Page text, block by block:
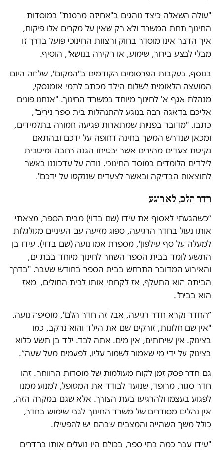
"עולה השאלה כיצד נוהגים ב"אחיזה מרסנת" במוסדות
החינוך תחת המשרד ולא רק שאין על מקרים אלו פיקוח,
איך הדבר אינו מוסדר בחוק והצוות החינוכי פועל בדרך זו
מבלי לבצע בירור, שימוע, או חקירה בנושא", הוסיף.
בנוסף, בעקבות הפרסומים הקודמים ב"המקום", שלחה היום
המועצה הלאומית לשלום הילד מכתב לתמי אומנסקי,
מנהלת אגף א' לחינוך מיוחד במשרד החינוך. "אנחנו פונים
אליכם בדאגה רבה בנוגע להתנהלות בית ספר נירים",
כתבו. "מדובר בפניות שמתארות פגיעה חמורה בתלמידים,
ומכאן שנדרש המשך בחינה דחופה על ידכם ובהתאם
נקיטת צעדים מהירים אשר יבטיחו הגנה רחבה ומיטבית
לילדים הלומדים במוסד החינוכי. נודה על עדכוננו באשר
לתוצאות הבדיקה ובאשר לצעדים שננקטו על ידכם".
חדר הלם, לא רוגע
״כשהגעתי לאסוף את עידו (שם בדוי) מבית הספר, מצאתי
אותו נעול בחדר הרגיעה, ספוג מזיעה עם העיניים מגולגלות
למעלה על סף עילפון", מספרת אמו נועה (שם בדוי). עידו בן
התשע לומד בבית הספר השחר לחינוך מיוחד בבת ים,
והאירוע המדובר התרחש בבית הספר בחודש שעבר. "בדרך
הביתה הוא התעלף, אז לקחתי אותו לבית החולים, ומאז
הוא בבית".
״החדר נקרא חדר רגיעה, אבל זה חדר הלם", מוסיפה נועה.
"אין שם חלונות, זורקים שם את הילד והוא נרקב, כמו
בצינוק. אין שירותים, אין מים. אתה לבד. ילד בן תשע כלוא
בצינוק על ידי מי שאמור לשמור עליו, לפעמים מעל שעה״.
גם חדר פסק זמן לקוח מעולמות של מוסדות הרווחה. זהו
חדר סגור, מרופד, שנועד לבודד את המטופל, למנוע ממנו
לפגוע בעצמו ולהרגיעו בעת הצורך. אלא שגם במקרה הזה,
אין נהלים מסודרים של משרד החינוך לגבי שימוש בחדר,
כולל משך השהייה והמצבים שבהם יש להפעילו.
"עידו עבר כמה בתי ספר, בכולם היו נועלים אותו בחדרים